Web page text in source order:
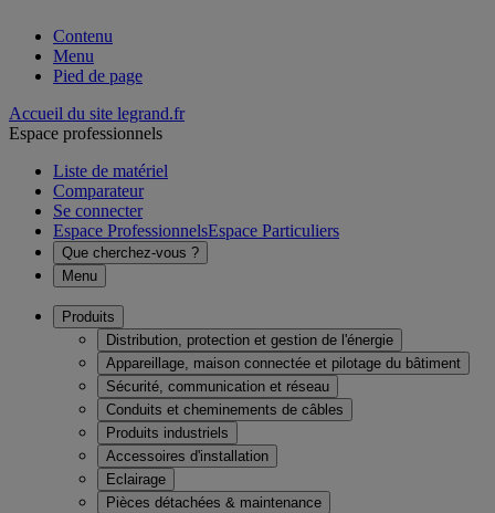
Contenu
Menu
Pied de page
Accueil du site legrand.fr
Espace professionnels
Liste de matériel
Comparateur
Se connecter
Espace ProfessionnelsEspace Particuliers
Que cherchez-vous ?
Menu
Produits
Distribution, protection et gestion de l'énergie
Appareillage, maison connectée et pilotage du bâtiment
Sécurité, communication et réseau
Conduits et cheminements de câbles
Produits industriels
Accessoires d'installation
Eclairage
Pièces détachées & maintenance